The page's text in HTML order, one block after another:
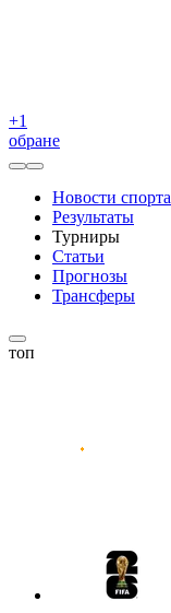
+1
обране
Новости спорта
Результаты
Турниры
Статьи
Прогнозы
Трансферы
топ